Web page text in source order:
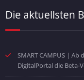
Die aktuellsten
SMART CAMPUS | Ab
DigitalPortal die Beta-